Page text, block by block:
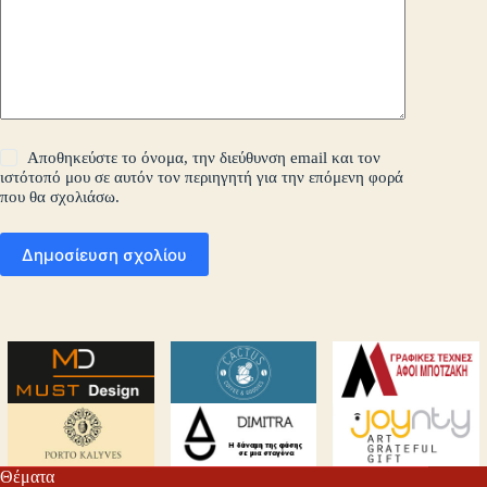
Αποθηκεύστε το όνομα, την διεύθυνση email και τον
ιστότοπό μου σε αυτόν τον περιηγητή για την επόμενη φορά
που θα σχολιάσω.
Δημοσίευση σχολίου
Θέματα